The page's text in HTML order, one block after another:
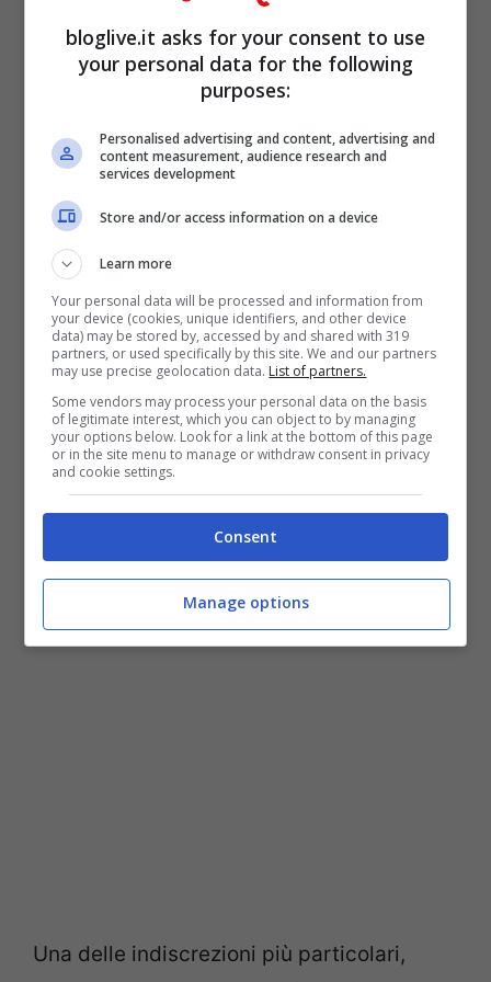
DS4 è stata preceduta dalla concept car
DS High Rider.La versione di serie della
Salone di Francoforte, in programma a
Adesso è il caso di dare uno sguardo alle
caratteristiche tecniche di questa nuova
auto: secondo le indiscrezioni a
disposizione, la Citroën DS5 dovrebbe
essere lunga circa 460 cm. La linea
dovrebbe assomigliare notevolmente alla
Peugeot 3008, auto con la quale dovrebbe
condividere la piattaforma e anche il
sistema ibrido HYbrid4 che prevede anche
la trazione integrale.
Una delle indiscrezioni più particolari,
bloglive.it asks for your consent to use
your personal data for the following
purposes:
Personalised advertising and content, advertising and
content measurement, audience research and
services development
Store and/or access information on a device
Learn more
Your personal data will be processed and information from
your device (cookies, unique identifiers, and other device
data) may be stored by, accessed by and shared with 319
partners, or used specifically by this site. We and our partners
may use precise geolocation data. List of partners.
Some vendors may process your personal data on the basis
of legitimate interest, which you can object to by managing
your options below. Look for a link at the bottom of this page
or in the site menu to manage or withdraw consent in privacy
and cookie settings.
Consent
Manage options